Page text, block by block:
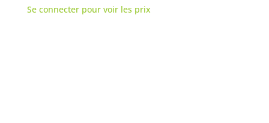
Se connecter pour voir les prix